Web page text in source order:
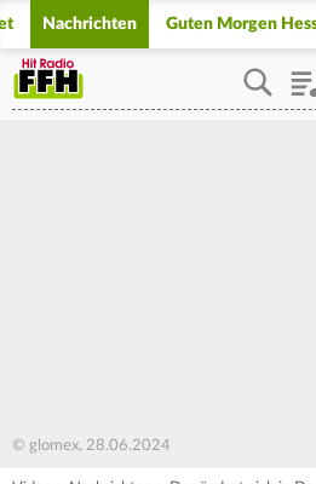
Nachrichten Guten Morgen
© glomex, 28.06.2024